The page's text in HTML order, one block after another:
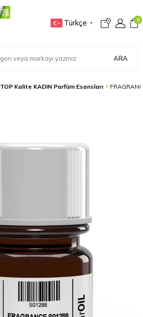
Türkçe ▼
0
ARA
TOP Kalite KADIN Parfüm Esansları